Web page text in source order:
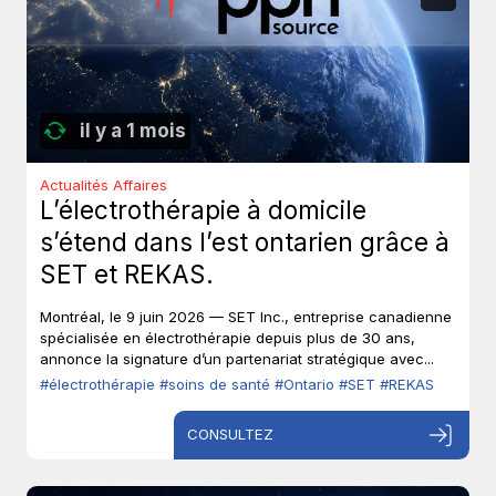
il y a 1 mois
Actualités Affaires
L’électrothérapie à domicile
s’étend dans l’est ontarien grâce à
SET et REKAS.
Montréal, le 9 juin 2026 — SET Inc., entreprise canadienne
spécialisée en électrothérapie depuis plus de 30 ans,
annonce la signature d’un partenariat stratégique avec...
#électrothérapie #soins de santé #Ontario #SET #REKAS
CONSULTEZ